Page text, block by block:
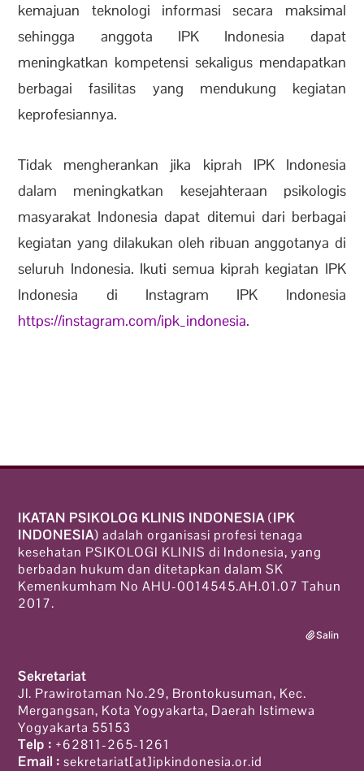
kemajuan teknologi informasi secara maksimal
sehingga anggota IPK Indonesia dapat
meningkatkan kompetensi sekaligus mendapatkan
berbagai fasilitas yang mendukung kegiatan
keprofesiannya.
Tidak mengherankan jika kiprah IPK Indonesia
dalam meningkatkan kesejahteraan psikologis
masyarakat Indonesia dapat ditemui dari berbagai
kegiatan yang dilakukan oleh ribuan anggotanya di
seluruh Indonesia. Ikuti semua kiprah kegiatan IPK
Indonesia di Instagram IPK Indonesia
https://instagram.com/ipk_indonesia.
IKATAN PSIKOLOG KLINIS INDONESIA(IPK
INDONESIA) adalah organisasi profesi tenaga
kesehatan PSIKOLOGI KLINIS di Indonesia, yang
berbadan hukum dan ditetapkan dalam SK
Kemenkumham No AHU-0014545.AH.01.07 Tahun
2017.
Salin
Sekretariat
Jl. Prawirotaman No.29, Brontokusuman, Kec.
Mergangsan, Kota Yogyakarta, Daerah Istimewa
Yogyakarta 55153
Telp : +62811-265-1261
Email : sekretariat[at]ipkindonesia.or.id